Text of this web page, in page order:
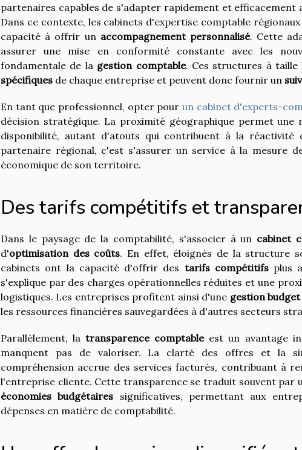
partenaires capables de s'adapter rapidement et efficacement
Dans ce contexte, les cabinets d'expertise comptable
capacité à offrir un accompagnement personnalisé. Cette
assurer une mise en conformité constante avec les
fondamentale de la gestion comptable. Ces structures à taille
spécifiques de chaque entreprise et peuvent donc fournir un
En tant que professionnel, opter pour un cabinet d'experts-
décision stratégique. La proximité géographique permet une
disponibilité, autant d'atouts qui contribuent à la réactivité
partenaire régional, c'est s'assurer un service à la mesure
économique de son territoire.
Des tarifs compétitifs et
Dans le paysage de la comptabilité, s'associer à un cabinet
d'optimisation des coûts. En effet, éloignés de la structure
cabinets ont la capacité d'offrir des tarifs compétitifsplus
s'explique par des charges opérationnelles réduites et une
logistiques. Les entreprises profitent ainsi d'une gestion
les ressources financières sauvegardées à d'autres secteurs
Parallèlement, latransparence comptableest un avantage
manquent pas de valoriser. La clarté des offres et la
compréhension accrue des services facturés, contribuant à
l'entreprise cliente. Cette transparence se traduit souvent par
économies budgétaires significatives, permettant aux
dépenses en matière de comptabilité.